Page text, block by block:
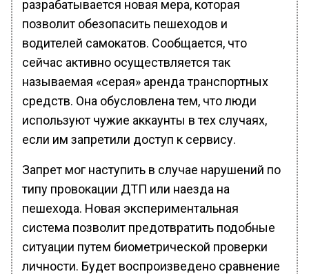
разрабатывается новая мера, которая
позволит обезопасить пешеходов и
водителей самокатов. Сообщается, что
сейчас активно осуществляется так
называемая «серая» аренда транспортных
средств. Она обусловлена тем, что люди
используют чужие аккаунты в тех случаях,
если им запретили доступ к сервису.
Запрет мог наступить в случае нарушений по
типу провокации ДТП или наезда на
пешехода. Новая экспериментальная
система позволит предотвратить подобные
ситуации путем биометрической проверки
личности. Будет воспроизведено сравнение